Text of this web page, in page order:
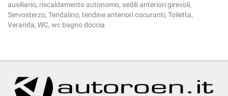
ausiliario, riscaldamento autonomo, sedili anteriori girevoli,
Servosterzo, Tendalino, tendine anteriori oscuranti, Toiletta,
Veranda, WC, wc bagno doccia